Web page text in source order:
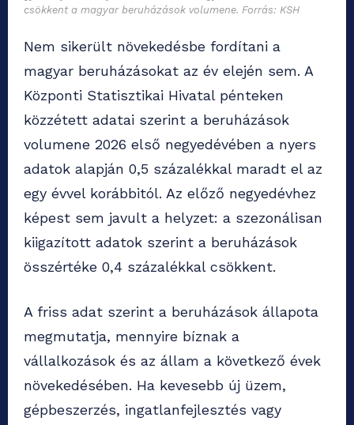
csökkent a magyar beruházások volumene. Forrás: KSH
Nem sikerült növekedésbe fordítani a
magyar beruházásokat az év elején sem. A
Központi Statisztikai Hivatal pénteken
közzétett adatai szerint a beruházások
volumene 2026 első negyedévében a nyers
adatok alapján 0,5 százalékkal maradt el az
egy évvel korábbitól. Az előző negyedévhez
képest sem javult a helyzet: a szezonálisan
kiigazított adatok szerint a beruházások
összértéke 0,4 százalékkal csökkent.
A friss adat szerint a beruházások állapota
megmutatja, mennyire bíznak a
vállalkozások és az állam a következő évek
növekedésében. Ha kevesebb új üzem,
gépbeszerzés, ingatlanfejlesztés vagy